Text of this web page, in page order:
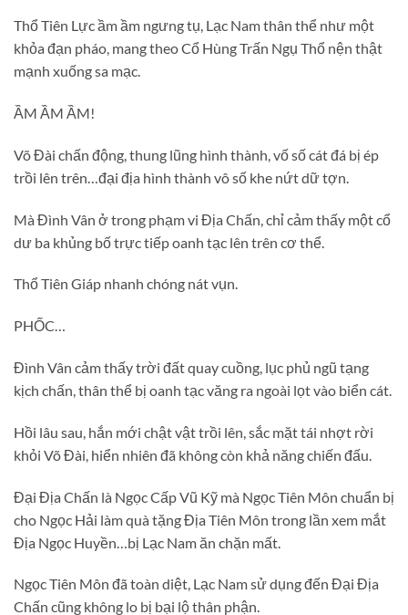
Thổ Tiên Lực ầm ầm ngưng tụ, Lạc Nam thân thể như một
khỏa đạn pháo, mang theo Cổ Hùng Trấn Ngụ Thổ nện thật
mạnh xuống sa mạc.
ẦM ẦM ẦM!
Võ Đài chấn động, thung lũng hình thành, vố số cát đá bị ép
trồi lên trên…đại địa hình thành vô số khe nứt dữ tợn.
Mà Đình Vân ở trong phạm vi Địa Chấn, chỉ cảm thấy một cổ
dư ba khủng bố trực tiếp oanh tạc lên trên cơ thể.
Thổ Tiên Giáp nhanh chóng nát vụn.
PHỐC…
Đình Vân cảm thấy trời đất quay cuồng, lục phủ ngũ tạng
kịch chấn, thân thể bị oanh tạc văng ra ngoài lọt vào biển cát.
Hồi lâu sau, hắn mới chật vật trồi lên, sắc mặt tái nhợt rời
khỏi Võ Đài, hiển nhiên đã không còn khả năng chiến đấu.
Đại Địa Chấn là Ngọc Cấp Vũ Kỹ mà Ngọc Tiên Môn chuẩn bị
cho Ngọc Hải làm quà tặng Địa Tiên Môn trong lần xem mắt
Địa Ngọc Huyền…bị Lạc Nam ăn chặn mất.
Ngọc Tiên Môn đã toàn diệt, Lạc Nam sử dụng đến Đại Địa
Chấn cũng không lo bị bại lộ thân phận.